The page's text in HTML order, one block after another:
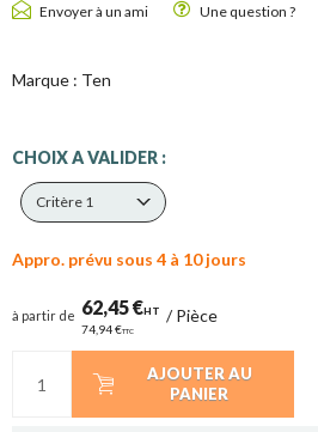
Envoyer à un ami Une question ?
Marque : Ten
CHOIX A VALIDER :
Critère 1
Appro. prévu sous 4 à 10 jours
à partir de 62,45 €HT
74,94 €TTC
/Pièce
AJOUTER AU
PANIER